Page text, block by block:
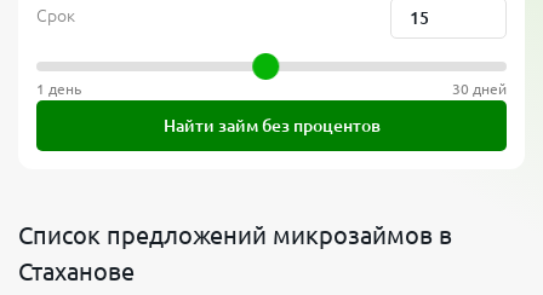
Срок
1 день 30 дней
Найти займ без процентов
Список предложений микрозаймов в
Стаханове